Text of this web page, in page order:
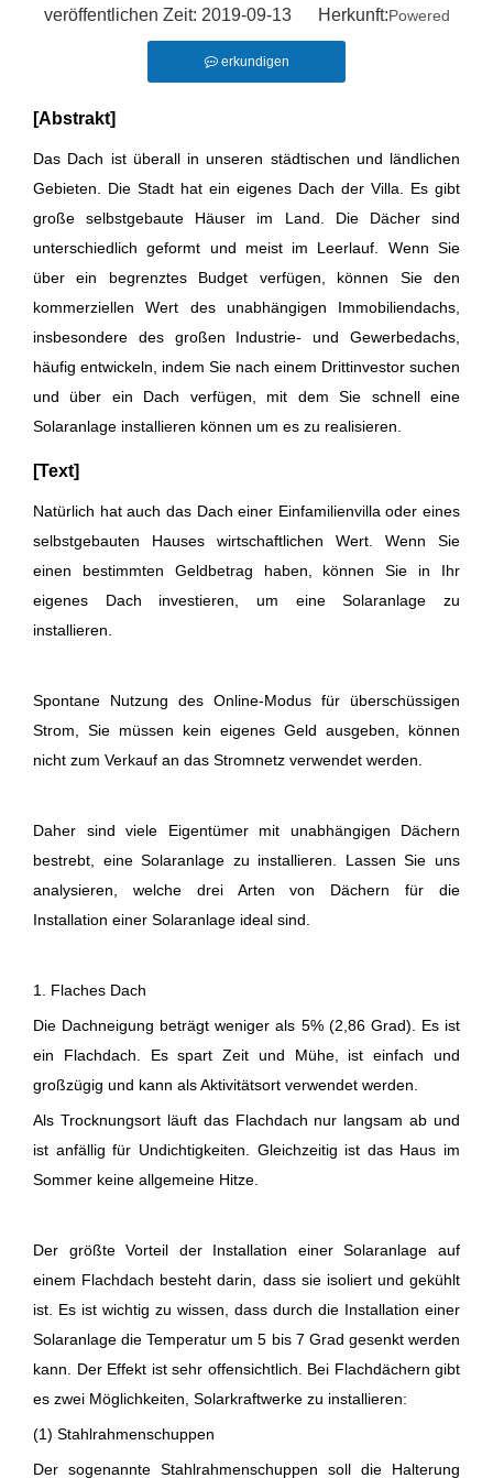
veröffentlichen Zeit: 2019-09-13 Herkunft:Powered
erkundigen
[Abstrakt]
Das Dach ist überall in unseren städtischen und ländlichen
Gebieten. Die Stadt hat ein eigenes Dach der Villa. Es gibt
große selbstgebaute Häuser im Land. Die Dächer sind
unterschiedlich geformt und meist im Leerlauf. Wenn Sie
über ein begrenztes Budget verfügen, können Sie den
kommerziellen Wert des unabhängigen Immobiliendachs,
insbesondere des großen Industrie- und Gewerbedachs,
häufig entwickeln, indem Sie nach einem Drittinvestor suchen
und über ein Dach verfügen, mit dem Sie schnell eine
Solaranlage installieren können um es zu realisieren.
[Text]
Natürlich hat auch das Dach einer Einfamilienvilla oder eines
selbstgebauten Hauses wirtschaftlichen Wert. Wenn Sie
einen bestimmten Geldbetrag haben, können Sie in Ihr
eigenes Dach investieren, um eine Solaranlage zu
installieren.
Spontane Nutzung des Online-Modus für überschüssigen
Strom, Sie müssen kein eigenes Geld ausgeben, können
nicht zum Verkauf an das Stromnetz verwendet werden.
Daher sind viele Eigentümer mit unabhängigen Dächern
bestrebt, eine Solaranlage zu installieren. Lassen Sie uns
analysieren, welche drei Arten von Dächern für die
Installation einer Solaranlage ideal sind.
1. Flaches Dach
Die Dachneigung beträgt weniger als 5% (2,86 Grad). Es ist
ein Flachdach. Es spart Zeit und Mühe, ist einfach und
großzügig und kann als Aktivitätsort verwendet werden.
Als Trocknungsort läuft das Flachdach nur langsam ab und
ist anfällig für Undichtigkeiten. Gleichzeitig ist das Haus im
Sommer keine allgemeine Hitze.
Der größte Vorteil der Installation einer Solaranlage auf
einem Flachdach besteht darin, dass sie isoliert und gekühlt
ist. Es ist wichtig zu wissen, dass durch die Installation einer
Solaranlage die Temperatur um 5 bis 7 Grad gesenkt werden
kann. Der Effekt ist sehr offensichtlich. Bei Flachdächern gibt
es zwei Möglichkeiten, Solarkraftwerke zu installieren:
(1) Stahlrahmenschuppen
Der sogenannte Stahlrahmenschuppen soll die Halterung